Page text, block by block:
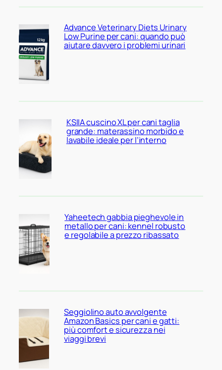
Advance Veterinary Diets Urinary
Low Purine per cani: quando può
aiutare davvero i problemi urinari
KSIIA cuscino XL per cani taglia
grande: materassino morbido e
lavabile ideale per l’interno
Yaheetech gabbia pieghevole in
metallo per cani: kennel robusto
e regolabile a prezzo ribassato
Seggiolino auto avvolgente
Amazon Basics per cani e gatti:
più comfort e sicurezza nei
viaggi brevi